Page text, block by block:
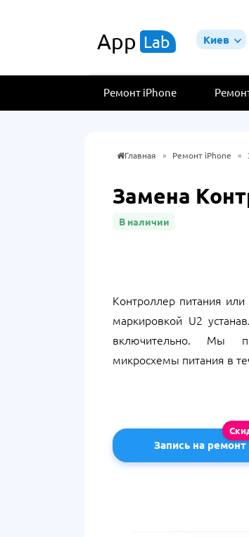
App Lab Киев
Ремонт iPhone
Главная » Ремонт iPhone »
Замена
В наличии
Контроллер питания
маркировкой U2
включительно. Мы
микросхемы питания в
Запись на ремонт